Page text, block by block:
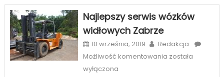
telefony
szeroka
oferta
Najlepszy serwis wózków
widłowych Zabrze
10 września, 2019
Redakcja
Możliwość komentowania Najlepszy
została
wyłączona